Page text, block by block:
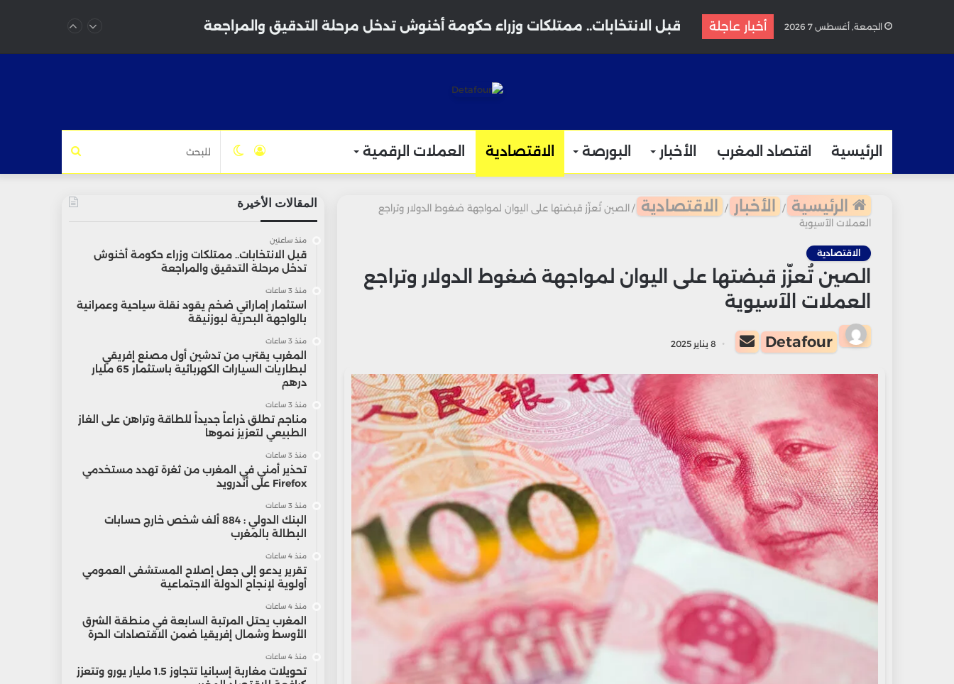
الجمعة, أغسطس 7 2026 أخبار عاجلة
الرئيسية اقتصاد المغرب الأخبار البورصة الاقتصادية العملات الرقمية للبحث الوضعتسجيل
الرئيسية / الأخبار / الاقتصادية / الصين تُعزّز قبضتها على اليوان لمواجهة ضغوط الدولار وتراجع
العملات الآسيوية
الاقتصادية
الصين تُعزّز قبضتها على اليوان لمواجهة ضغوط الدولار وتراجع
العملات الآسيوية
Detafour
أرسل
بريدا
إلكترونيا
8 يناير 2025
المقالات الأخيرة
منذ ساعتين
قبل الانتخابات.. ممتلكات وزراء حكومة أخنوش
تدخل مرحلة التدقيق والمراجعة
منذ 3 ساعات
استثمار إماراتي ضخم يقود نقلة سياحية وعمرانية
بالواجهة البحرية لبوزنيقة
منذ 3 ساعات
المغرب يقترب من تدشين أول مصنع إفريقي
لبطاريات السيارات الكهربائية باستثمار 65 مليار
درهم
منذ 3 ساعات
مناجم تطلق ذراعاً جديداً للطاقة وتراهن على الغاز
الطبيعي لتعزيز نموها
منذ 3 ساعات
تحذير أمني في المغرب من ثغرة تهدد مستخدمي
Firefox على أندرويد
منذ 3 ساعات
البنك الدولي : 884 ألف شخص خارج حسابات
البطالة بالمغرب
منذ 4 ساعات
تقرير يدعو إلى جعل إصلاح المستشفى العمومي
أولوية لإنجاح الدولة الاجتماعية
منذ 4 ساعات
المغرب يحتل المرتبة السابعة في منطقة الشرق
الأوسط وشمال إفريقيا ضمن الاقتصادات الحرة
منذ 4 ساعات
تحويلات مغاربة إسبانيا تتجاوز 1.5 مليار يورو وتتعزز